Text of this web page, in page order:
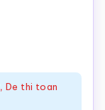
,De thi toan